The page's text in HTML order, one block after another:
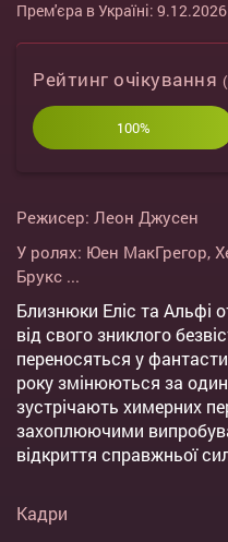
Прем'єра в Україні: 9.12.2026
Рейтинг очікування (
100%
Режисер: Леон Джусен
У ролях: Юен МакГрегор,
Брукс ...
Близнюки Еліс та Альфі
від свого зниклого
переносяться у
року змінюються за один
зустрічають химерних
захоплюючими
відкриття справжньої
Кадри